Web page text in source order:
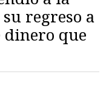
regreso a
dinero que